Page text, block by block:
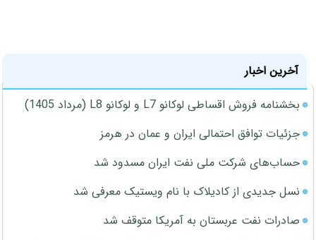
آخرین اخبار
بخشنامه فروش اقساطی لوکانو L7 و لوکانو L8 (مرداد 1405)
جزئیات توافق احتمالی ایران و عمان در هرمز
حساب‌های شرکت ملی نفت ایران مسدود شد
نسل جدیدی از کادیلاک با نام ویستیک معرفی شد
صادرات نفت عربستان به آمریکا متوقف شد